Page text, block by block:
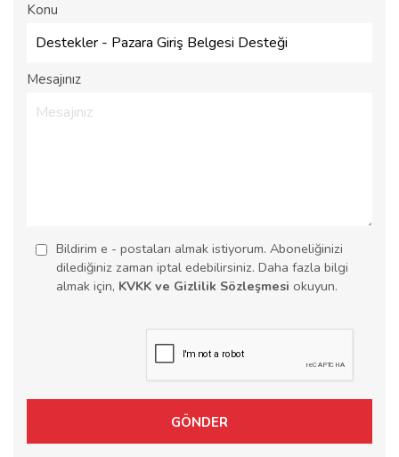
Konu
Mesajınız
Bildirim e - postaları almak istiyorum. Aboneliğinizi
dilediğiniz zaman iptal edebilirsiniz. Daha fazla bilgi
almak için, KVKK ve Gizlilik Sözleşmesi okuyun.
GÖNDER